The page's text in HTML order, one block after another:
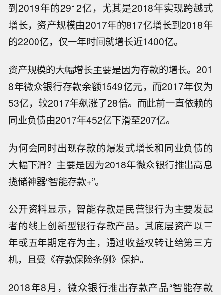
到2019年的2912亿，尤其是2018年实现跨越式
增长，资产规模由2017年的817亿增长到2018年
的2200亿，仅一年时间就增长近1400亿。
资产规模的大幅增长主要是因为存款的增长。201
8年微众银行存款余额1549亿元，而2017年仅为
53亿，较2017年飙涨了28倍。而此前一直依赖的
同业负债由2017年452亿下滑至207亿。
为何会同时出现存款的爆发式增长和同业负债的
大幅下滑？主要是因为2018年微众银行推出高息
揽储神器“智能存款+”。
公开资料显示，智能存款是民营银行为主要发起
者的线上创新型银行存款产品。其底层资产以三
年或五年期定存为主，通过收益权转让给第三方
机，且受《存款保险条例》保护。
2018年8月，微众银行推出存款产品“智能存款